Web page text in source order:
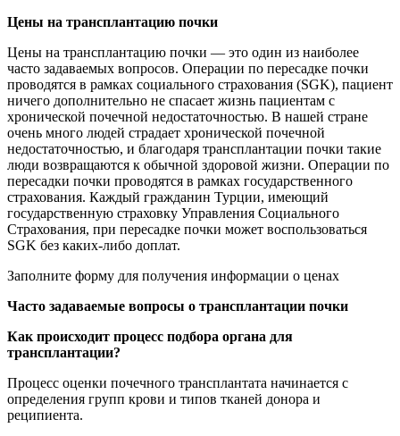
Цены на трансплантацию почки
Цены на трансплантацию почки — это один из наиболее
часто задаваемых вопросов. Операции по пересадке почки
проводятся в рамках социального страхования (SGK), пациент
ничего дополнительно не спасает жизнь пациентам с
хронической почечной недостаточностью. В нашей стране
очень много людей страдает хронической почечной
недостаточностью, и благодаря трансплантации почки такие
люди возвращаются к обычной здоровой жизни. Операции по
пересадки почки проводятся в рамках государственного
страхования. Каждый гражданин Турции, имеющий
государственную страховку Управления Социального
Страхования, при пересадке почки может воспользоваться
SGK без каких-либо доплат.
Заполните форму для получения информации о ценах
Часто задаваемые вопросы о трансплантации почки
Как происходит процесс подбора органа для
трансплантации?
Процесс оценки почечного трансплантата начинается с
определения групп крови и типов тканей донора и
реципиента.